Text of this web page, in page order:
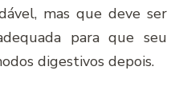
mas que deve ser
para que seu
digestivos depois.